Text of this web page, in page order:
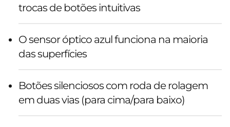
trocas de botões intuitivas
O sensor óptico azul funciona na maioria
das superfícies
Botões silenciosos com roda de rolagem
em duas vias (para cima/para baixo)